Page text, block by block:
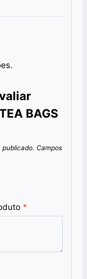
BAGS
publicado. Campos
*